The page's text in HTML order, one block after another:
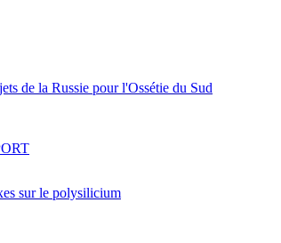
de la Russie pour l'Ossétie du Sud
sur le polysilicium